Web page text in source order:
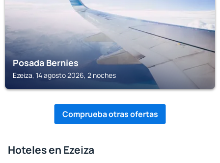
Posada Bernies
Ezeiza, 14 agosto 2026, 2 noches
Comprueba otras ofertas
Hoteles en Ezeiza